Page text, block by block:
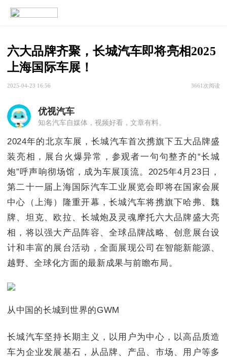
六大品牌齐聚，长城汽车即将亮相2025
上海国际车展！
2025-04-23 16:56 3661次阅读
优视汽车
知名汽车自媒体，视频好看，文章有料。
2024年的北京车展，长城汽车首次携旗下五大品牌盛
装亮相，展台火爆异常，参观者一句句整齐的“长城
炮”呼声响彻场馆，成为车展顶流。2025年4月23日，
第二十一届上海国际汽车工业展览会即将在国家会展
中心（上海）隆重开幕，长城汽车将携旗下哈弗、魏
牌、坦克、欧拉、长城炮及灵魂摩托六大品牌盛大亮
相，将以强大产品阵容、全球品牌战略、创意展台设
计和丰富的展台活动，全面展现公司在智能新能源、
越野、全球化方面的最新成果与前瞻布局。
从中国的长城到世界的GWM
长城汽车坚持长期主义，以用户为中心，以高品质造
车为企业发展基石，从品牌、产品、市场、用户等多